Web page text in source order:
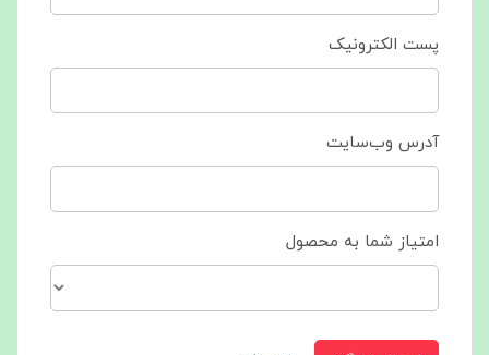
پست الکترونیک
آدرس وب‌سایت
امتیاز شما به محصول